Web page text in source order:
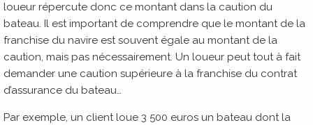
loueur répercute donc ce montant dans la caution du
bateau. Il est important de comprendre que le montant de la
franchise du navire est souvent égale au montant de la
caution, mais pas nécessairement. Un loueur peut tout à fait
demander une caution supérieure à la franchise du contrat
d’assurance du bateau…
Par exemple, un client loue 3 500 euros un bateau dont la